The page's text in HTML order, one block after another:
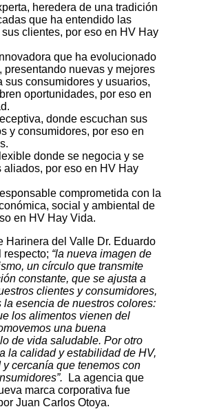
heredera de una tradición
que ha entendido las
clientes, por eso en HV Hay
que ha evolucionado
presentando nuevas y mejores
sus consumidores y usuarios,
oportunidades, por eso en
donde escuchan sus
y consumidores, por eso en
donde se negocia y se
aliados, por eso en HV Hay
comprometida con la
social y ambiental de
en HV Hay Vida.
Harinera del Valle Dr. Eduardo
respecto; “la nueva imagen de
un círculo que transmite
constante, que se ajusta a
clientes y consumidores,
esencia de nuestros colores:
los alimentos vienen del
una buena
de vida saludable. Por otro
la calidad y estabilidad de HV,
cercanía que tenemos con
La agencia que
marca corporativa fue
Juan Carlos Otoya.